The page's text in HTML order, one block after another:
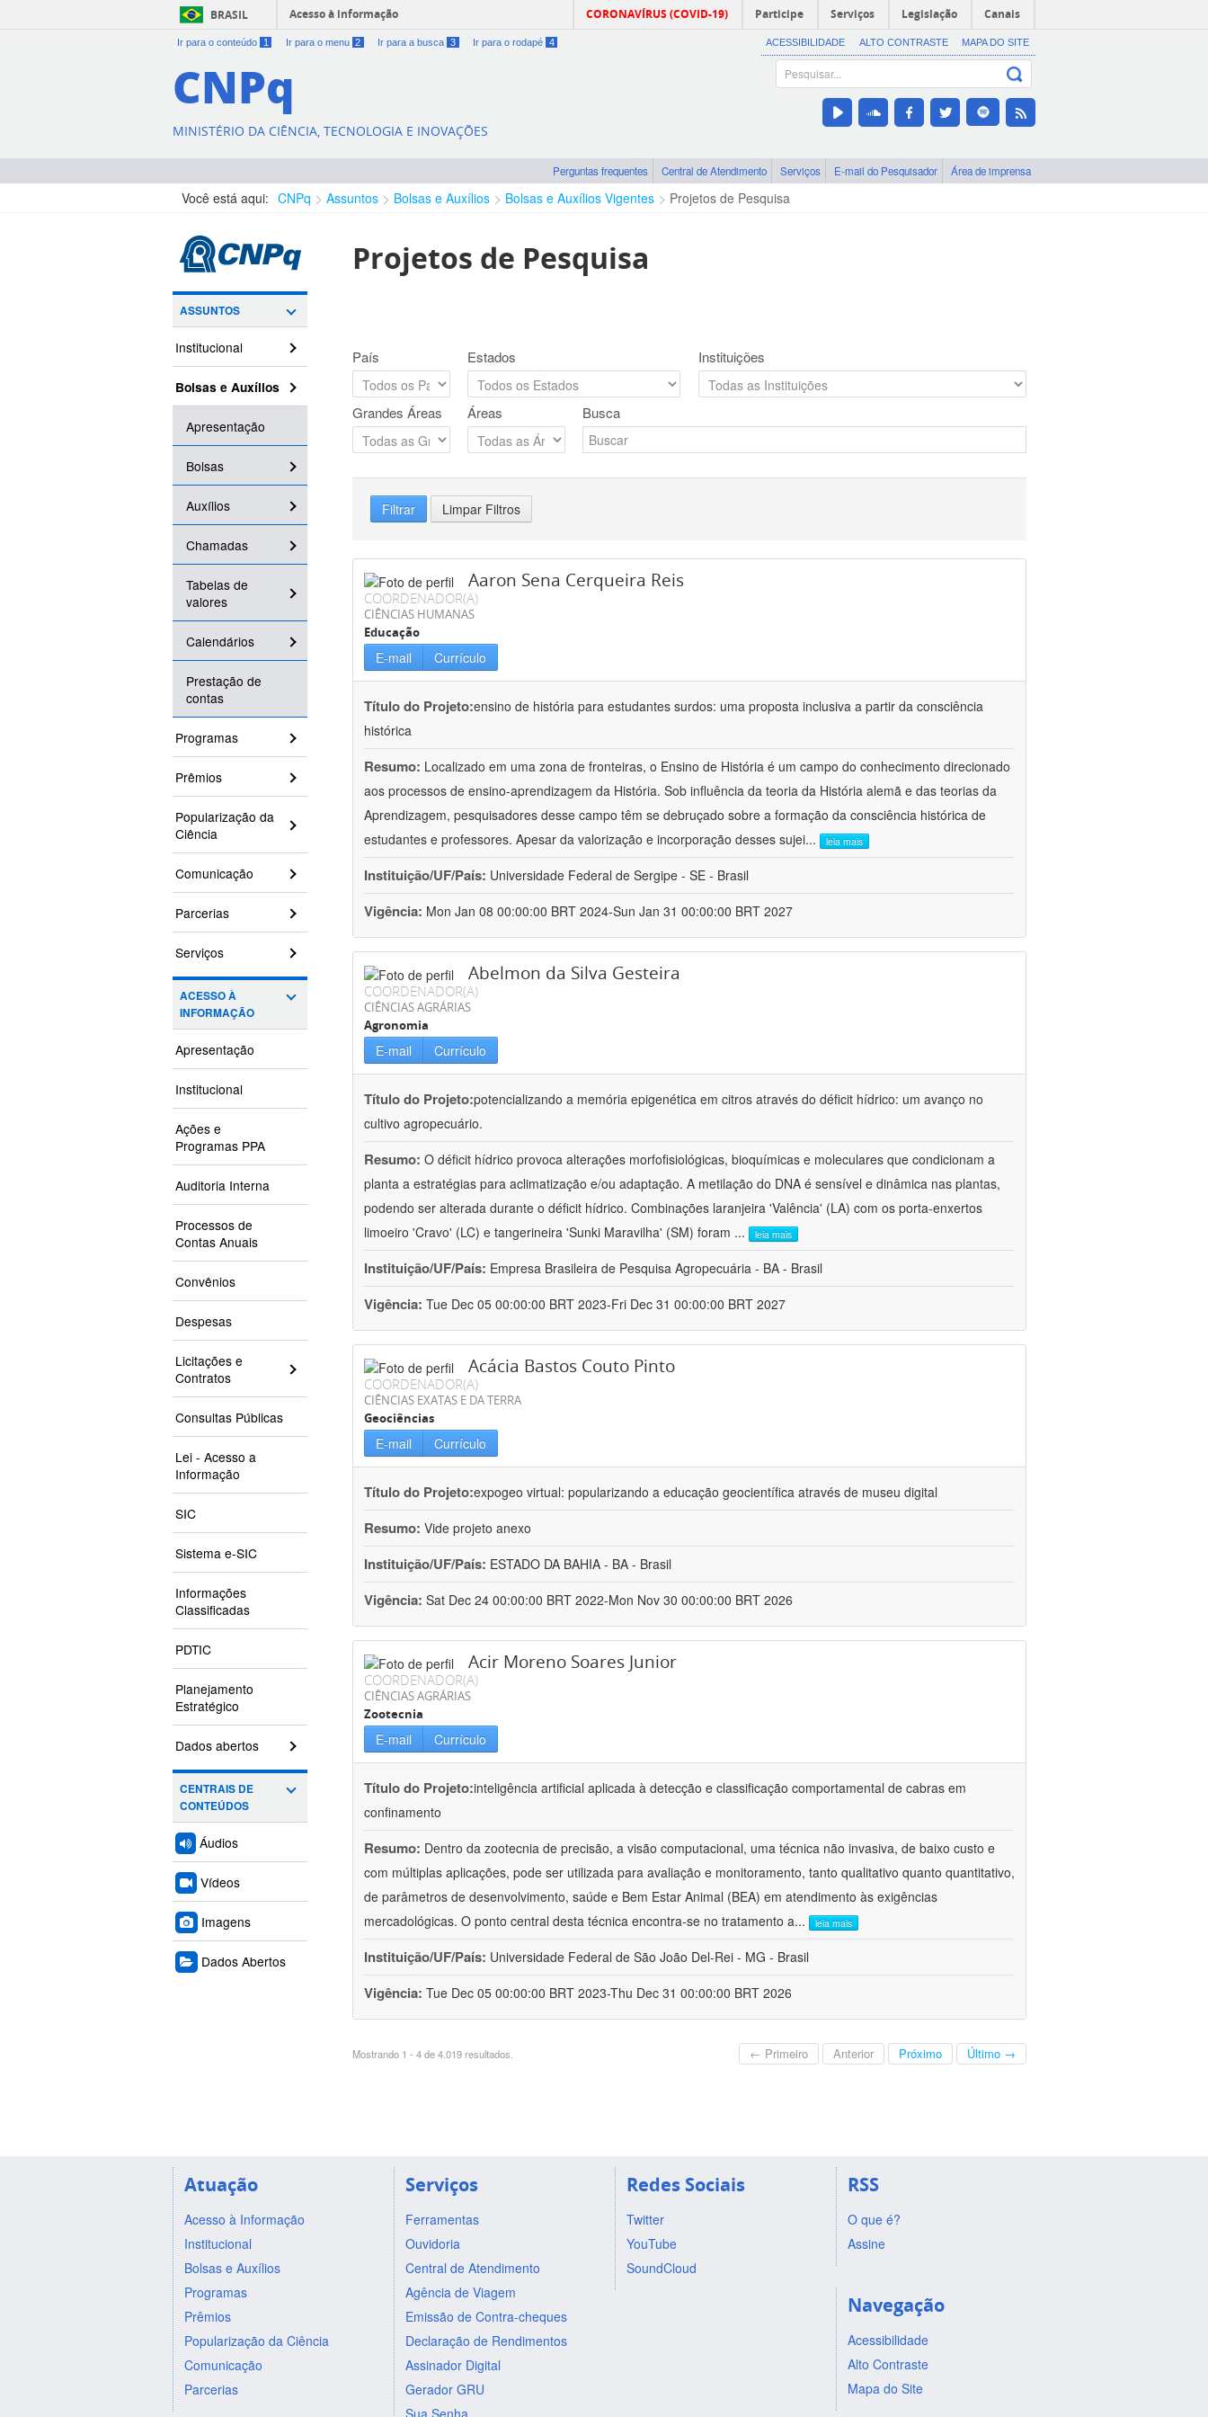
BRASIL Acesso à informação CORONAVÍRUS (COVID-19) Participe Serviços Legislação Canais
Ir para o conteúdo 1 Ir para o menu 2 Ir para a busca 3 Ir para o rodapé 4 ACESSIBILIDADE ALTO CONTRASTE MAPA DO SITE
CNPq
MINISTÉRIO DA CIÊNCIA, TECNOLOGIA E INOVAÇÕES
Perguntas frequentes Central de Atendimento Serviços E-mail do Pesquisador Área de imprensa
Você está aqui: CNPq Assuntos Bolsas e Auxílios Bolsas e Auxílios Vigentes Projetos de Pesquisa
ASSUNTOS
Institucional
Bolsas e Auxílios
Apresentação
Bolsas
Auxílios
Chamadas
Tabelas de
valores
Calendários
Prestação de
contas
Programas
Prêmios
Popularização da
Ciência
Comunicação
Parcerias
Serviços
ACESSO À
INFORMAÇÃO
Apresentação
Institucional
Ações e
Programas PPA
Auditoria Interna
Processos de
Contas Anuais
Convênios
Despesas
Licitações e
Contratos
Consultas Públicas
Lei - Acesso a
Informação
SIC
Sistema e-SIC
Informações
Classificadas
PDTIC
Planejamento
Estratégico
Dados abertos
CENTRAIS DE
CONTEÚDOS
Áudios
Vídeos
Imagens
Dados Abertos
Projetos de Pesquisa
País Estados Instituições
Grandes Áreas Áreas Busca
Filtrar Limpar Filtros
Aaron Sena Cerqueira Reis
COORDENADOR(A)
CIÊNCIAS HUMANAS
Educação
E-mail Currículo
Título do Projeto:ensino de história para estudantes surdos: uma proposta inclusiva a partir da consciência
histórica
Resumo: Localizado em uma zona de fronteiras, o Ensino de História é um campo do conhecimento direcionado
aos processos de ensino-aprendizagem da História. Sob influência da teoria da História alemã e das teorias da
Aprendizagem, pesquisadores desse campo têm se debruçado sobre a formação da consciência histórica de
estudantes e professores. Apesar da valorização e incorporação desses sujei... leia mais
Instituição/UF/País: Universidade Federal de Sergipe - SE - Brasil
Vigência: Mon Jan 08 00:00:00 BRT 2024-Sun Jan 31 00:00:00 BRT 2027
Abelmon da Silva Gesteira
COORDENADOR(A)
CIÊNCIAS AGRÁRIAS
Agronomia
E-mail Currículo
Título do Projeto:potencializando a memória epigenética em citros através do déficit hídrico: um avanço no
cultivo agropecuário.
Resumo: O déficit hídrico provoca alterações morfofisiológicas, bioquímicas e moleculares que condicionam a
planta a estratégias para aclimatização e/ou adaptação. A metilação do DNA é sensível e dinâmica nas plantas,
podendo ser alterada durante o déficit hídrico. Combinações laranjeira 'Valência' (LA) com os porta-enxertos
limoeiro 'Cravo' (LC) e tangerineira 'Sunki Maravilha' (SM) foram ... leia mais
Instituição/UF/País: Empresa Brasileira de Pesquisa Agropecuária - BA - Brasil
Vigência: Tue Dec 05 00:00:00 BRT 2023-Fri Dec 31 00:00:00 BRT 2027
Acácia Bastos Couto Pinto
COORDENADOR(A)
CIÊNCIAS EXATAS E DA TERRA
Geociências
E-mail Currículo
Título do Projeto:expogeo virtual: popularizando a educação geocientífica através de museu digital
Resumo: Vide projeto anexo
Instituição/UF/País: ESTADO DA BAHIA - BA - Brasil
Vigência: Sat Dec 24 00:00:00 BRT 2022-Mon Nov 30 00:00:00 BRT 2026
Acir Moreno Soares Junior
COORDENADOR(A)
CIÊNCIAS AGRÁRIAS
Zootecnia
E-mail Currículo
Título do Projeto:inteligência artificial aplicada à detecção e classificação comportamental de cabras em
confinamento
Resumo: Dentro da zootecnia de precisão, a visão computacional, uma técnica não invasiva, de baixo custo e
com múltiplas aplicações, pode ser utilizada para avaliação e monitoramento, tanto qualitativo quanto quantitativo,
de parâmetros de desenvolvimento, saúde e Bem Estar Animal (BEA) em atendimento às exigências
mercadológicas. O ponto central desta técnica encontra-se no tratamento a... leia mais
Instituição/UF/País: Universidade Federal de São João Del-Rei - MG - Brasil
Vigência: Tue Dec 05 00:00:00 BRT 2023-Thu Dec 31 00:00:00 BRT 2026
Mostrando 1 - 4 de 4.019 resultados. ← Primeiro Anterior Próximo Último →
Atuação
Acesso à Informação
Institucional
Bolsas e Auxílios
Programas
Prêmios
Popularização da Ciência
Comunicação
Parcerias
Serviços
Ferramentas
Ouvidoria
Central de Atendimento
Agência de Viagem
Emissão de Contra-cheques
Declaração de Rendimentos
Assinador Digital
Gerador GRU
Sua Senha
Redes Sociais
Twitter
YouTube
SoundCloud
RSS
O que é?
Assine
Navegação
Acessibilidade
Alto Contraste
Mapa do Site